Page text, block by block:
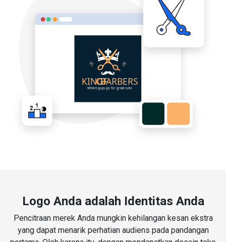
Logo Anda adalah Identitas Anda
Pencitraan merek Anda mungkin kehilangan kesan ekstra
yang dapat menarik perhatian audiens pada pandangan